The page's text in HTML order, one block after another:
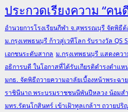
ประกวดเรียงความ “ค
อำนวยการโรงเรียนกีฬา จ.สุพรรณบุรี จัดพิธี
ม.กรุงเทพธนบุรี ก้าวสู่เวทีโลก รับรางวัล QS
เอกชนระดับสากล ม.กรุงเทพธนบุรี แสดงคว
อธิการบดี ในโอกาสที่ได้รับเกียรติดำรงตำแ
มกธ. จัดพิธีถวายความอาลัยเบื้องหน้าพระฉ
ราชินีนาถ พระบรมราชชนนีพันปีหลวง น้อม
มทร.รัตนโกสินทร์ เข้าเฝ้าทูลเกล้าฯ ถวาย